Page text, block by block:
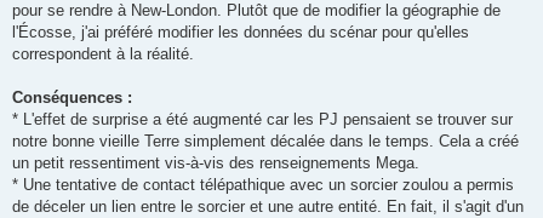
pour se rendre à New-London. Plutôt que de modifier la géographie de
l'Écosse, j'ai préféré modifier les données du scénar pour qu'elles
correspondent à la réalité.
Conséquences :
* L'effet de surprise a été augmenté car les PJ pensaient se trouver sur
notre bonne vieille Terre simplement décalée dans le temps. Cela a créé
un petit ressentiment vis-à-vis des renseignements Mega.
* Une tentative de contact télépathique avec un sorcier zoulou a permis
de déceler un lien entre le sorcier et une autre entité. En fait, il s'agit d'un